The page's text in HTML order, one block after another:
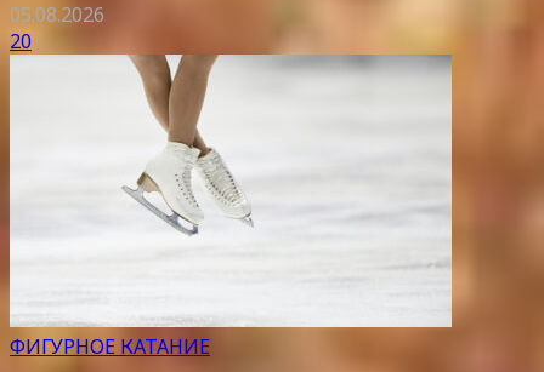
05.08.2026
20
ФИГУРНОЕ КАТАНИЕ